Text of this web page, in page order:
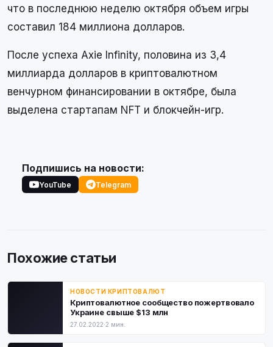
что в последнюю неделю октября объем игры
составил 184 миллиона долларов.
После успеха Axie Infinity, половина из 3,4
миллиарда долларов в криптовалютном
венчурном финансировании в октябре, была
выделена стартапам NFT и блокчейн-игр.
Подпишись на новости:
YouTube Telegram
Похожие статьи
НОВОСТИ КРИПТОВАЛЮТ
Криптовалютное сообщество пожертвовало
Украине свыше $13 млн
27.02.2022·2 мин.